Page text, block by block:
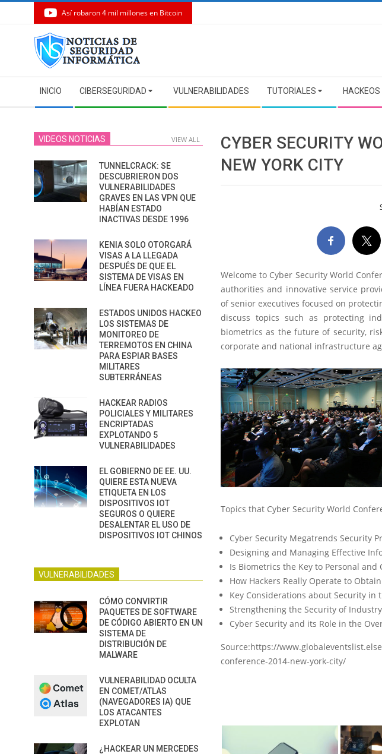
Así robaron 4 mil millones en Bitcoin
Navigation
Menu
INICIO CIBERSEGURIDAD VULNERABILIDADES TUTORIALES HACKEOS
CYBER SECURITY
NEW YORK CITY
Welcome to Cyber Security World
authorities and innovative service
of senior executives focused on
discuss topics such as protecting
biometrics as the future of security,
corporate and national infrastructure
Topics that Cyber Security World
Cyber Security Megatrends Security
Designing and Managing Effective
Is Biometrics the Key to Personal and
How Hackers Really Operate to
Key Considerations about Security in
Strengthening the Security of
Cyber Security and its Role in the
Source:https://
conference-2014-new-york-city/
VIDEOS NOTICIAS VIEW ALL
TUNNELCRACK: SE
DESCUBRIERON DOS
VULNERABILIDADES
GRAVES EN LAS VPN QUE
HABÍAN ESTADO
INACTIVAS DESDE 1996
KENIA SOLO OTORGARÁ
VISAS A LA LLEGADA
DESPUÉS DE QUE EL
SISTEMA DE VISAS EN
LÍNEA FUERA HACKEADO
ESTADOS UNIDOS HACKEO
LOS SISTEMAS DE
MONITOREO DE
TERREMOTOS EN CHINA
PARA ESPIAR BASES
MILITARES
SUBTERRÁNEAS
HACKEAR RADIOS
POLICIALES Y MILITARES
ENCRIPTADAS
EXPLOTANDO 5
VULNERABILIDADES
EL GOBIERNO DE EE. UU.
QUIERE ESTA NUEVA
ETIQUETA EN LOS
DISPOSITIVOS IOT
SEGUROS O QUIERE
DESALENTAR EL USO DE
DISPOSITIVOS IOT CHINOS
VULNERABILIDADES
CÓMO CONVIRTIR
PAQUETES DE SOFTWARE
DE CÓDIGO ABIERTO EN UN
SISTEMA DE
DISTRIBUCIÓN DE
MALWARE
VULNERABILIDAD OCULTA
EN COMET/ATLAS
(NAVEGADORES IA) QUE
LOS ATACANTES
EXPLOTAN
¿HACKEAR UN MERCEDES